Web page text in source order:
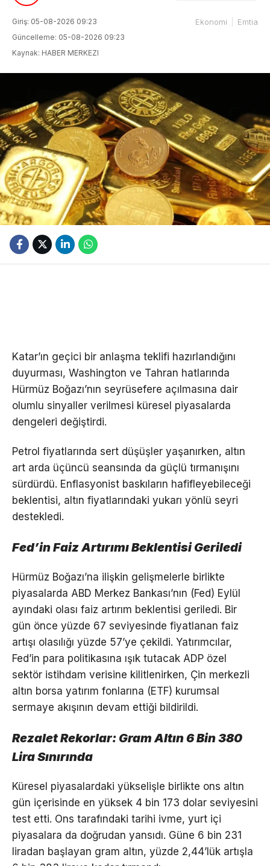
Giriş: 05-08-2026 09:23
Güncelleme: 05-08-2026 09:23
Kaynak: HABER MERKEZI
Ekonomi Emtia
Katar’ın geçici bir anlaşma teklifi hazırlandığını
duyurması, Washington ve Tahran hatlarında
Hürmüz Boğazı’nın seyrüsefere açılmasına dair
olumlu sinyaller verilmesi küresel piyasalarda
dengeleri değiştirdi.
Petrol fiyatlarında sert düşüşler yaşanırken, altın
art arda üçüncü seansında da güçlü tırmanışını
sürdürdü. Enflasyonist baskıların hafifleyebileceği
beklentisi, altın fiyatlarındaki yukarı yönlü seyri
destekledi.
Fed’in Faiz Artırımı Beklentisi Geriledi
Hürmüz Boğazı’na ilişkin gelişmelerle birlikte
piyasalarda ABD Merkez Bankası’nın (Fed) Eylül
ayındaki olası faiz artırım beklentisi geriledi. Bir
gün önce yüzde 67 seviyesinde fiyatlanan faiz
artışı olasılığı yüzde 57’ye çekildi. Yatırımcılar,
Fed’in para politikasına ışık tutacak ADP özel
sektör istihdam verisine kilitlenirken, Çin merkezli
altın borsa yatırım fonlarına (ETF) kurumsal
sermaye akışının devam ettiği bildirildi.
Rezalet Rekorlar: Gram Altın 6 Bin 380
Lira Sınırında
Küresel piyasalardaki yükselişle birlikte ons altın
gün içerisinde en yüksek 4 bin 173 dolar seviyesini
test etti. Ons tarafındaki tarihi ivme, yurt içi
piyasalara da doğrudan yansıdı. Güne 6 bin 231
liradan başlayan gram altın, yüzde 2,44’lük artışla